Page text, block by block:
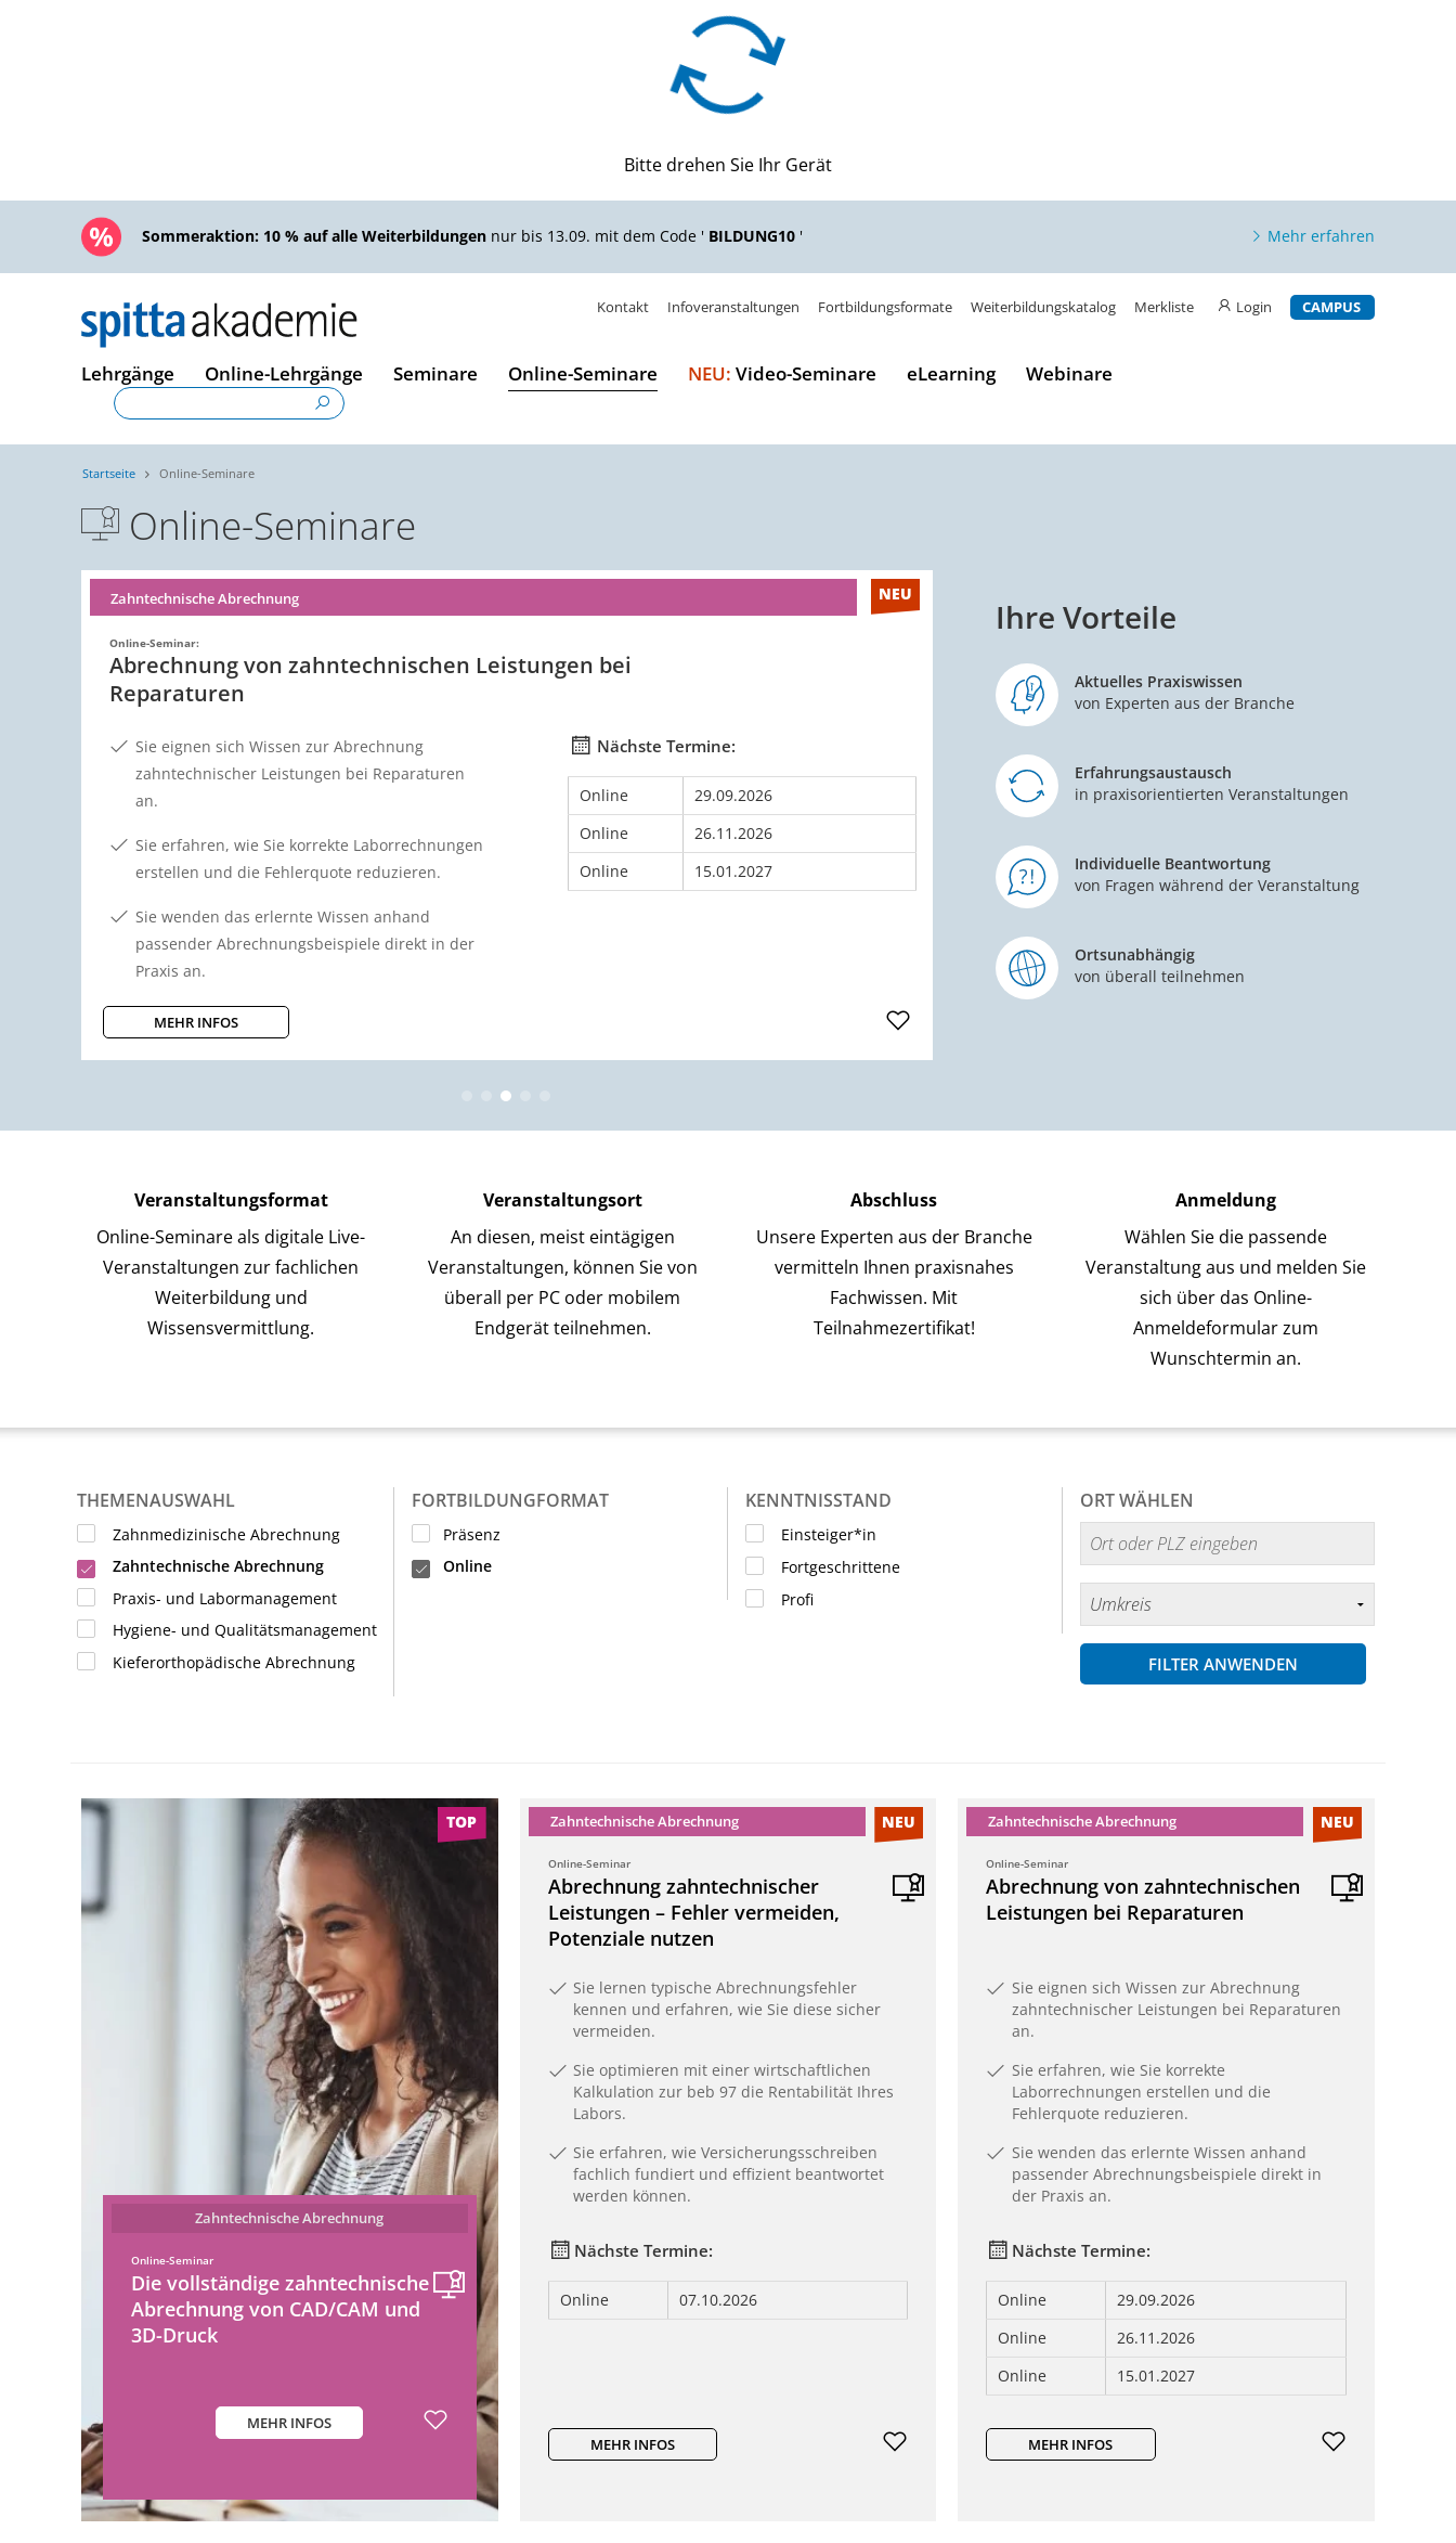
Bitte drehen Sie Ihr Gerät
Sommeraktion: 10 % auf alle Weiterbildungen nur bis 13.09. mit dem Code ' BILDUNG10 ' Mehr erfahren
CAMPUS
Merkliste Login
Weiterbildungskatalog
Fortbildungsformate
Infoveranstaltungen
Kontakt
Lehrgänge Online-Lehrgänge Seminare Online-Seminare NEU: Video-Seminare eLearning Webinare
Startseite Online-Seminare
Online-Seminare
Ihre Vorteile
Aktuelles Praxiswissen
von Experten aus der Branche
Erfahrungsaustausch
in praxisorientierten Veranstaltungen
Individuelle Beantwortung
von Fragen während der Veranstaltung
Ortsunabhängig
von überall teilnehmen
Zahntechnische Abrechnung NEU
Online-Seminar:
Abrechnung von zahntechnischen Leistungen bei
Reparaturen
Sie eignen sich Wissen zur Abrechnung
zahntechnischer Leistungen bei Reparaturen
an.
Sie erfahren, wie Sie korrekte Laborrechnungen
erstellen und die Fehlerquote reduzieren.
Sie wenden das erlernte Wissen anhand
passender Abrechnungsbeispiele direkt in der
Praxis an.
Nächste Termine:
Online
29.09.2026
Online
26.11.2026
Online
15.01.2027
MEHR INFOS
Veranstaltungsformat
Online-Seminare als digitale Live-
Veranstaltungen zur fachlichen
Weiterbildung und
Wissensvermittlung.
Veranstaltungsort
An diesen, meist eintägigen
Veranstaltungen, können Sie von
überall per PC oder mobilem
Endgerät teilnehmen.
Abschluss
Unsere Experten aus der Branche
vermitteln Ihnen praxisnahes
Fachwissen. Mit
Teilnahmezertifikat!
Anmeldung
Wählen Sie die passende
Veranstaltung aus und melden Sie
sich über das Online-
Anmeldeformular zum
Wunschtermin an.
THEMENAUSWAHL
Zahnmedizinische Abrechnung
Zahntechnische Abrechnung
Praxis- und Labormanagement
Hygiene- und Qualitätsmanagement
Kieferorthopädische Abrechnung
FORTBILDUNGFORMAT
Präsenz
Online
KENNTNISSTAND
Einsteiger*in
Fortgeschrittene
Profi
ORT WÄHLEN
FILTER ANWENDEN
TOP
Zahntechnische Abrechnung
Online-Seminar
Die vollständige zahntechnische
Abrechnung von CAD/CAM und
3D-Druck
MEHR INFOS
Zahntechnische Abrechnung NEU
Online-Seminar
Abrechnung zahntechnischer
Leistungen – Fehler vermeiden,
Potenziale nutzen
Sie lernen typische Abrechnungsfehler
kennen und erfahren, wie Sie diese sicher
vermeiden.
Sie optimieren mit einer wirtschaftlichen
Kalkulation zur beb 97 die Rentabilität Ihres
Labors.
Sie erfahren, wie Versicherungsschreiben
fachlich fundiert und effizient beantwortet
werden können.
Nächste Termine:
Online 07.10.2026
MEHR INFOS
Zahntechnische Abrechnung NEU
Online-Seminar
Abrechnung von zahntechnischen
Leistungen bei Reparaturen
Sie eignen sich Wissen zur Abrechnung
zahntechnischer Leistungen bei Reparaturen
an.
Sie erfahren, wie Sie korrekte
Laborrechnungen erstellen und die
Fehlerquote reduzieren.
Sie wenden das erlernte Wissen anhand
passender Abrechnungsbeispiele direkt in
der Praxis an.
Nächste Termine:
Online
29.09.2026
Online
26.11.2026
Online
15.01.2027
MEHR INFOS